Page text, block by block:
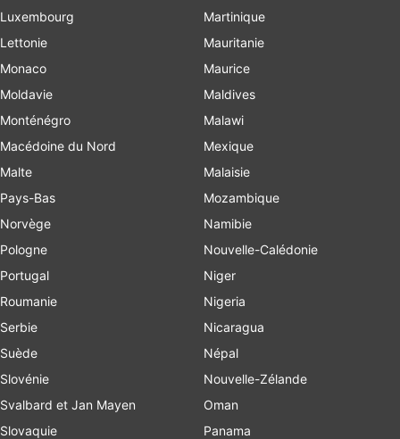
Luxembourg
Lettonie
Monaco
Moldavie
Monténégro
Macédoine du Nord
Malte
Pays-Bas
Norvège
Pologne
Portugal
Roumanie
Serbie
Suède
Slovénie
Svalbard et Jan Mayen
Slovaquie
Martinique
Mauritanie
Maurice
Maldives
Malawi
Mexique
Malaisie
Mozambique
Namibie
Nouvelle-Calédonie
Niger
Nigeria
Nicaragua
Népal
Nouvelle-Zélande
Oman
Panama